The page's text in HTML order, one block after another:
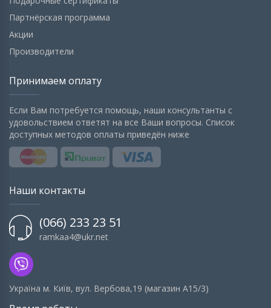
Партнёрская программа
Акции
Производители
Принимаем оплату
Если Вам потребуется помощь, наши консультанты с
удовольствием ответят на все Ваши вопросы. Список
доступных методов оплаты приведён ниже
Наши контакты
(066) 233 23 51
ramkaa4@ukr.net
Українa м. Київ, вул. Вербова,19 (магазин А15/3)